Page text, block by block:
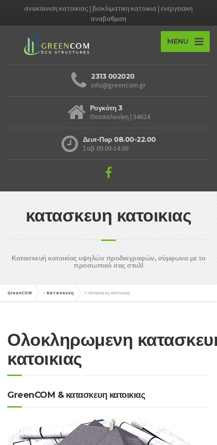
ανακαινιση κατοικιας | βιοκλιματικη κατοικια | ενεργειακη
αναβαθμιση
MENU
2313 002020
info@greencom.gr
Ρογκότη 3
Θεσσαλονίκη | 54624
Δευτ-Παρ 08.00-22.00
Σαβ 09.00-14.00
κατασκευη κατοικιας
Κατασκευή κατοικίας υψηλών προδιαγραφών, σύμφωνα με το
προσωπικό σας στυλ!
GreenCOM > Κατασκευη > κατασκευη κατοικιας
Ολοκληρωμενη
κατοικιας
GreenCOM & κατασκευη κατοικιας